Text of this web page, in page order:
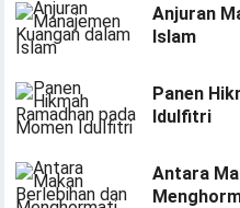
Anjuran
Islam
Panen
Idulfitri
Antara